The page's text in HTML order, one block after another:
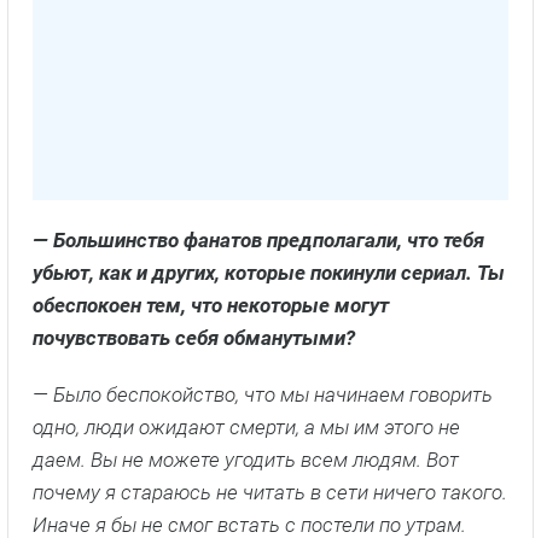
— Большинство фанатов предполагали, что тебя
убьют, как и других, которые покинули сериал. Ты
обеспокоен тем, что некоторые могут
почувствовать себя обманутыми?
— Было беспокойство, что мы начинаем говорить
одно, люди ожидают смерти, а мы им этого не
даем. Вы не можете угодить всем людям. Вот
почему я стараюсь не читать в сети ничего такого.
Иначе я бы не смог встать с постели по утрам.